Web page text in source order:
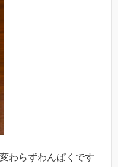
わらずわんぱくです